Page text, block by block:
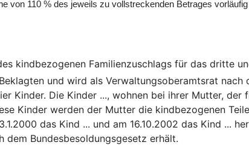
von 110 % des jeweils zu vollstreckenden Betrages
kindbezogenen Familienzuschlags für das dritte
und wird als Verwaltungsoberamtsrat nach
Kinder. Die Kinder ..., wohnen bei ihrer Mutter, der
Kinder werden der Mutter die kindbezogenen
das Kind ... und am 16.10.2002 das Kind ...
dem Bundesbesoldungsgesetz erhält.